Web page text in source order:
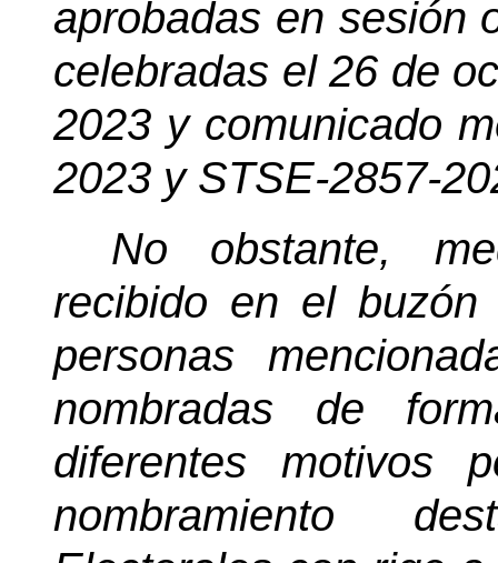
aprobadas en sesión
celebradas el 26 de
2023 y comunicado
2023 y STSE-2857-
No obstante,
recibido en el buzón
personas
nombradas de
diferentes motivos
nombramiento